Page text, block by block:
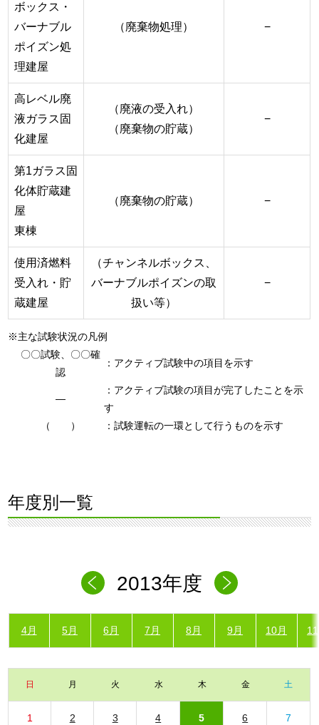
ボックス・
バーナブル
ポイズン処
理建屋
（廃棄物処理） −
高レベル廃
液ガラス固
化建屋
（廃液の受入れ）
（廃棄物の貯蔵）
−
第1ガラス固
化体貯蔵建
屋
東棟
（廃棄物の貯蔵） −
使用済燃料
受入れ・貯
蔵建屋
（チャンネルボックス、
バーナブルポイズンの取
扱い等）
−
※主な試験状況の凡例
〇〇試験、〇〇確
認
：アクティブ試験中の項目を示す
―
：アクティブ試験の項目が完了したことを示
す
（ ）
：試験運転の一環として行うものを示す
年度別一覧
2013年度
4月 5月 6月 7月 8月 9月 10月
日 月 火 水 木 金 土
1 2 3 4 5 6 7